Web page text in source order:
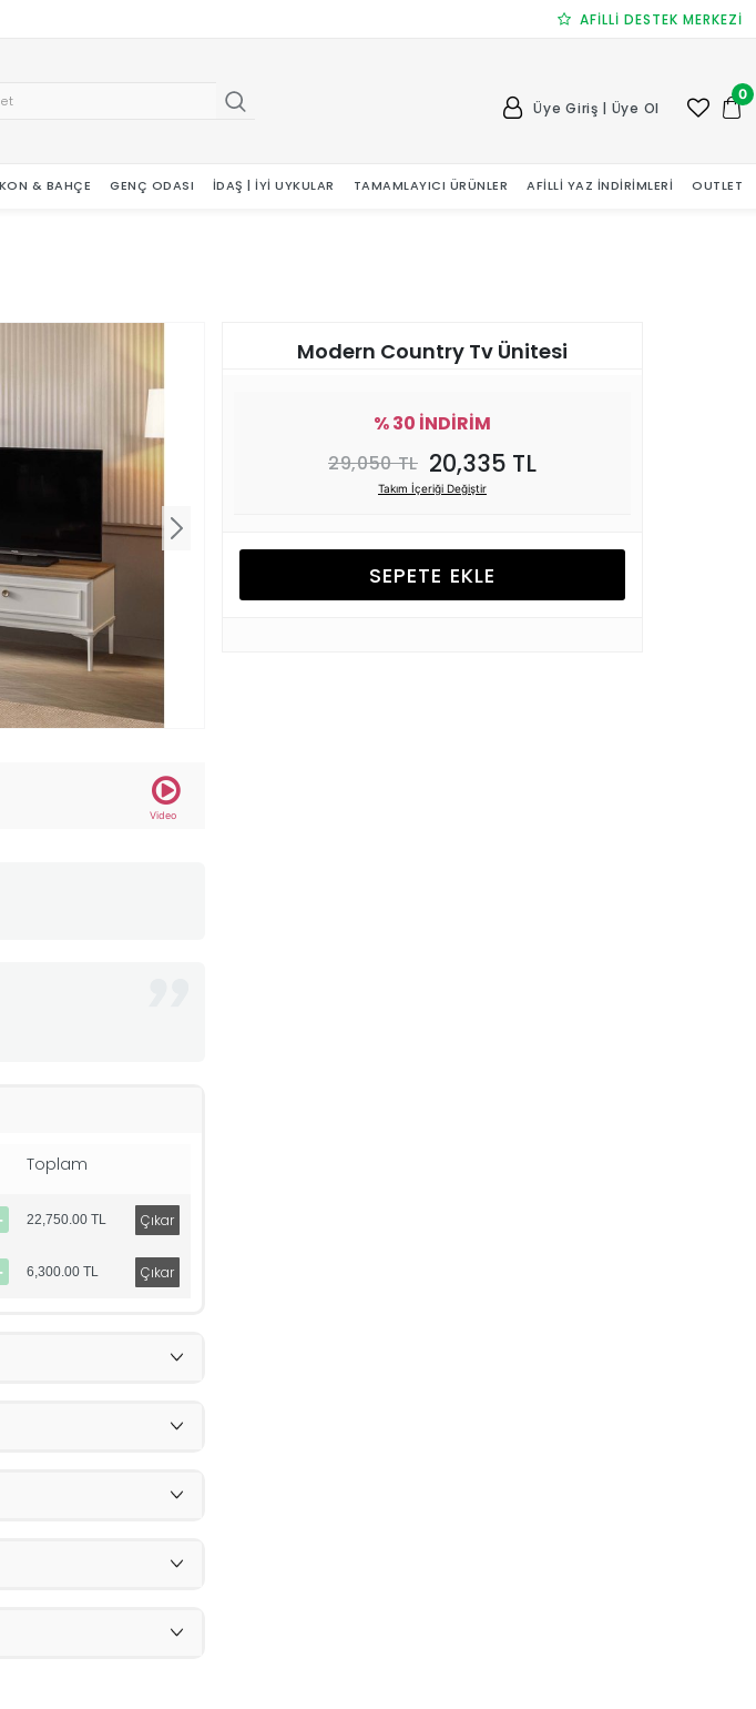
AFİLLİ DESTEK MERKEZİ
Üye Giriş | Üye Ol
0
& BAHÇE GENÇ ODASI İDAŞ | İYI UYKULAR TAMAMLAYICI ÜRÜNLER AFILLI YAZ İNDIRIMLERI OUTLET
Video
Toplam
22,750.00 TL
6,300.00 TL
Modern Country Tv Ünitesi
% 30 İNDİRİM
29,050 TL 20,335 TL
Takım İçeriği Değiştir
SEPETE EKLE